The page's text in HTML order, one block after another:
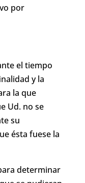
por
el tiempo
y la
la que
Ud. no se
su
ésta fuese la
determinar